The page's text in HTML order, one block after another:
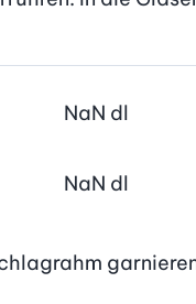
NaN dl
NaN dl